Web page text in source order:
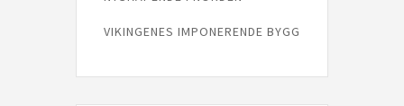
VIKINGENES IMPONERENDE BYGG